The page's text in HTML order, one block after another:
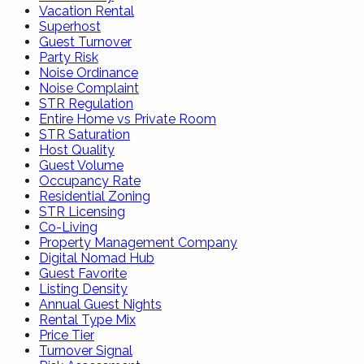
Vacation Rental
Superhost
Guest Turnover
Party Risk
Noise Ordinance
Noise Complaint
STR Regulation
Entire Home vs Private Room
STR Saturation
Host Quality
Guest Volume
Occupancy Rate
Residential Zoning
STR Licensing
Co-Living
Property Management Company
Digital Nomad Hub
Guest Favorite
Listing Density
Annual Guest Nights
Rental Type Mix
Price Tier
Turnover Signal